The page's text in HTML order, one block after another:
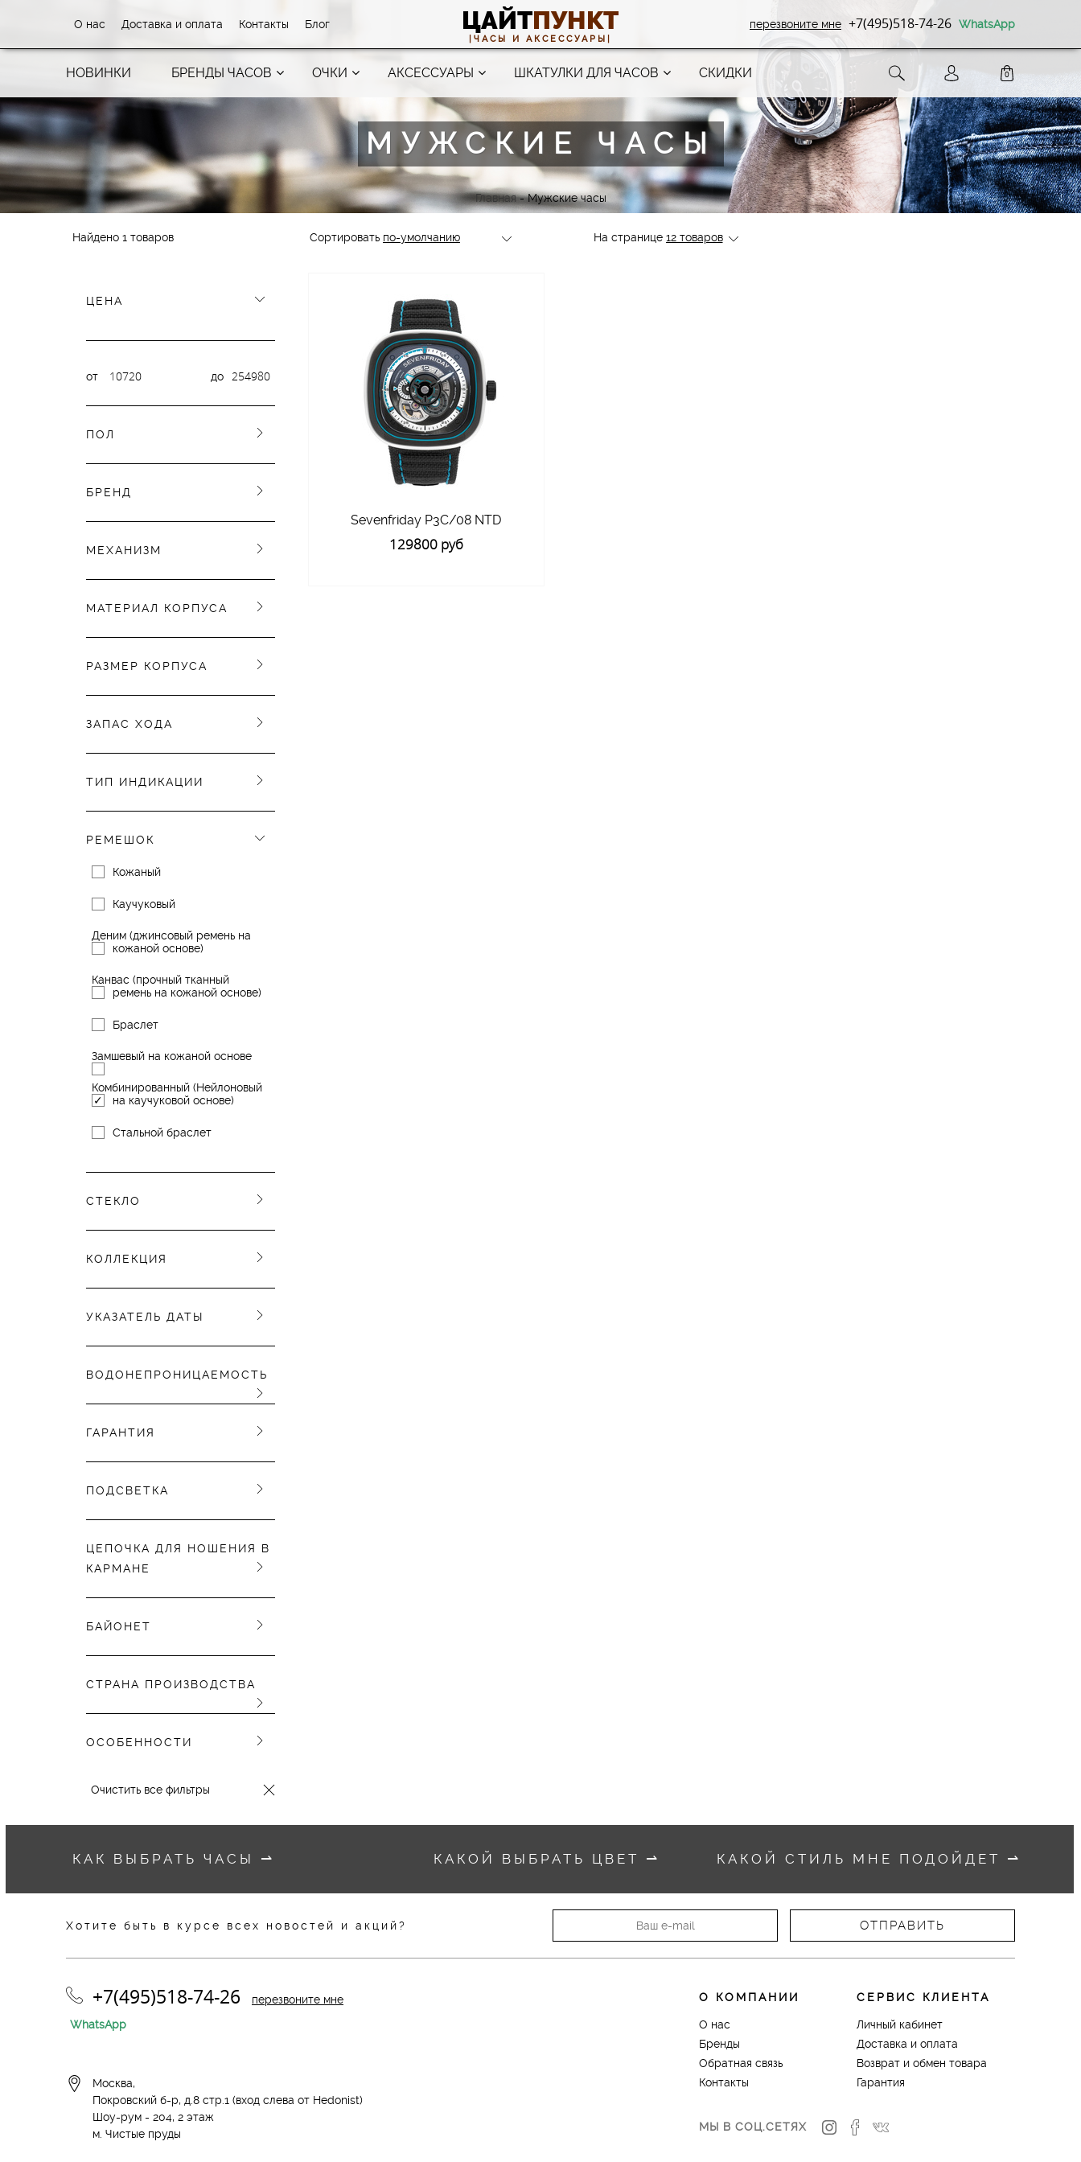
О нас Доставка и оплата Контакты Блог ЦАЙТПУНКТ
|ЧАСЫ И АКСЕССУАРЫ|
перезвоните мне +7(495)518-74-26 WhatsApp
НОВИНКИ БРЕНДЫ ЧАСОВ ОЧКИ АКСЕССУАРЫ ШКАТУЛКИ ДЛЯ ЧАСОВ СКИДКИ 0
МУЖСКИЕ ЧАСЫ
Главная - Мужские часы
Найдено 1 товаров Сортировать На странице
ЦЕНА
от до
ПОЛ
БРЕНД
МЕХАНИЗМ
МАТЕРИАЛ КОРПУСА
РАЗМЕР КОРПУСА
ЗАПАС ХОДА
ТИП ИНДИКАЦИИ
РЕМЕШОК
Кожаный
Каучуковый
Деним (джинсовый ремень на
кожаной основе)
Канвас (прочный тканный
ремень на кожаной основе)
Браслет
Замшевый на кожаной основе
Комбинированный (Нейлоновый
на каучуковой основе)
Стальной браслет
СТЕКЛО
КОЛЛЕКЦИЯ
УКАЗАТЕЛЬ ДАТЫ
ВОДОНЕПРОНИЦАЕМОСТЬ
ГАРАНТИЯ
ПОДСВЕТКА
ЦЕПОЧКА ДЛЯ НОШЕНИЯ В
КАРМАНЕ
БАЙОНЕТ
СТРАНА ПРОИЗВОДСТВА
ОСОБЕННОСТИ
Очистить все фильтры
Sevenfriday P3C/08 NTD
129800 руб
КАК ВЫБРАТЬ ЧАСЫ ⇀ КАКОЙ ВЫБРАТЬ ЦВЕТ ⇀ КАКОЙ СТИЛЬ МНЕ ПОДОЙДЕТ ⇀
Хотите быть в курсе всех новостей и акций?
+7(495)518-74-26
перезвоните мне
WhatsApp
Москва,
Покровский б-р, д.8 стр.1 (вход слева от Hedonist)
Шоу-рум - 204, 2 этаж
м. Чистые пруды
О КОМПАНИИ
О нас
Бренды
Обратная связь
Контакты
СЕРВИС КЛИЕНТА
Личный кабинет
Доставка и оплата
Возврат и обмен товара
Гарантия
МЫ В СОЦ.СЕТЯХ